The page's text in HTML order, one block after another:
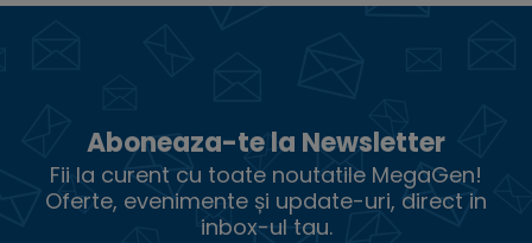
Aboneaza-te la Newsletter
Fii la curent cu toate noutatile MegaGen!
Oferte, evenimente și update-uri, direct in
inbox-ul tau.